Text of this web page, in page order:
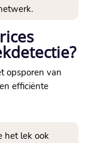
opsporen van
efficiënte
het lek ook